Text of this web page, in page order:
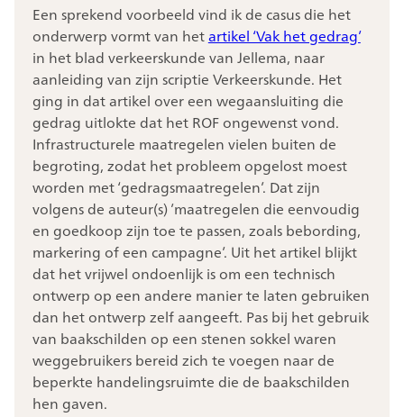
Een sprekend voorbeeld vind ik de casus die het
onderwerp vormt van hetartikel ‘Vak het gedrag’
in het blad verkeerskunde van Jellema, naar
aanleiding van zijn scriptie Verkeerskunde. Het
ging in dat artikel over een wegaansluiting die
gedrag uitlokte dat het ROF ongewenst vond.
Infrastructurele maatregelen vielen buiten de
begroting, zodat het probleem opgelost moest
worden met ‘gedragsmaatregelen’. Dat zijn
volgens de auteur(s) ’maatregelen die eenvoudig
en goedkoop zijn toe te passen, zoals bebording,
markering of een campagne’. Uit het artikel blijkt
dat het vrijwel ondoenlijk is om een technisch
ontwerp op een andere manier te laten gebruiken
dan het ontwerp zelf aangeeft. Pas bij het gebruik
van baakschilden op een stenen sokkel waren
weggebruikers bereid zich te voegen naar de
beperkte handelingsruimte die de baakschilden
hen gaven.